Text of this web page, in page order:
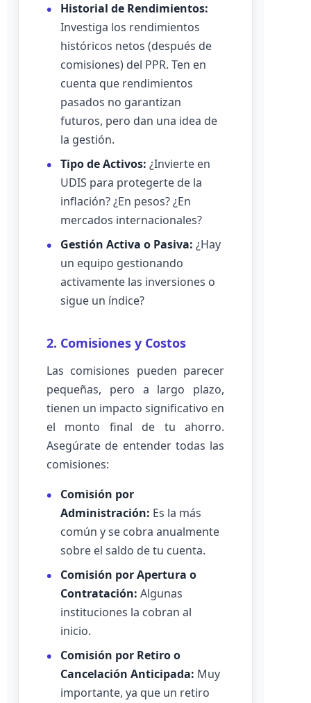
Historial de Rendimientos:
Investiga los rendimientos
históricos netos (después de
comisiones) del PPR. Ten en
cuenta que rendimientos
pasados no garantizan
futuros, pero dan una idea de
la gestión.
Tipo de Activos: ¿Invierte en
UDIS para protegerte de la
inflación? ¿En pesos? ¿En
mercados internacionales?
Gestión Activa o Pasiva: ¿Hay
un equipo gestionando
activamente las inversiones o
sigue un índice?
2. Comisiones y Costos
Las comisiones pueden parecer
pequeñas, pero a largo plazo,
tienen un impacto significativo en
el monto final de tu ahorro.
Asegúrate de entender todas las
comisiones:
Comisión por
Administración: Es la más
común y se cobra anualmente
sobre el saldo de tu cuenta.
Comisión por Apertura o
Contratación: Algunas
instituciones la cobran al
inicio.
Comisión por Retiro o
Cancelación Anticipada: Muy
importante, ya que un retiro